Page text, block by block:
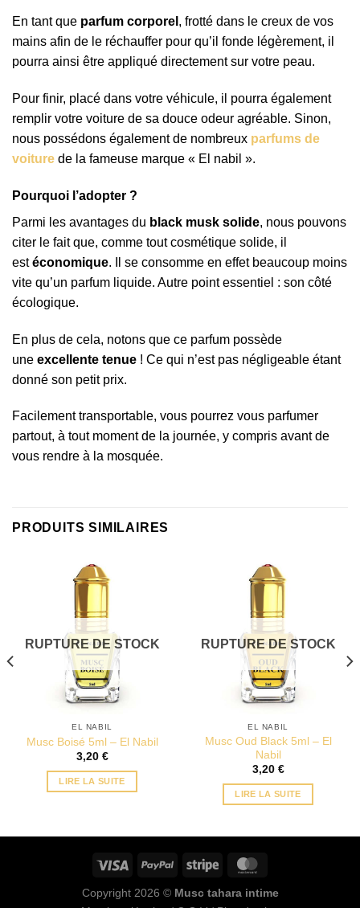
En tant que parfum corporel , frotté dans le creux de vos
mains afin de le réchauffer pour qu’il fonde légèrement, il
pourra ainsi être appliqué directement sur votre peau.
Pour finir, placé dans votre véhicule, il pourra également
remplir votre voiture de sa douce odeur agréable. Sinon,
nous possédons également de nombreux parfums de
voiture de la fameuse marque « El nabil ».
Pourquoi l’adopter ?
Parmi les avantages du black musk solide, nous pouvons
citer le fait que, comme tout cosmétique solide, il
estéconomique. Il se consomme en effet beaucoup moins
vite qu’un parfum liquide. Autre point essentiel : son côté
écologique.
En plus de cela, notons que ce parfum possède
une excellente tenue ! Ce qui n’est pas négligeable étant
donné son petit prix.
Facilement transportable, vous pourrez vous parfumer
partout, à tout moment de la journée, y compris avant de
vous rendre à la mosquée.
PRODUITS SIMILAIRES
RUPTURE DE STOCK
EL NABIL
Musc Boisé 5ml – El Nabil
3,20 €
LIRE LA SUITE
RUPTURE DE STOCK
EL NABIL
Musc Oud Black 5ml – El
Nabil
3,20 €
LIRE LA SUITE
Copyright 2026 © Musc tahara intime